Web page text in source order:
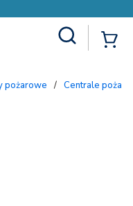
pożarowe / Centrale